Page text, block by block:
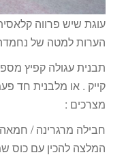
עוגת שיש פרווה
הערות למטה של
קייק . או מלבנית חד
מצרכים :
המלצה להכין עם כוס